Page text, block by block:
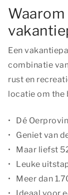
Een
combinatie
rust en
locatie om the
Dé
Geniet van
Maar liefst
Leuke
Meer dan